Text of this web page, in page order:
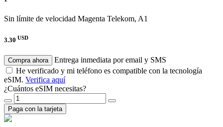
Sin límite de velocidad Magenta Telekom, A1
3.30 USD
Compra ahora
Entrega inmediata por email y SMS
He verificado y mi teléfono es compatible con la tecnología
eSIM. Verifica aquí
¿Cuántos eSIM necesitas?
Paga con la tarjeta